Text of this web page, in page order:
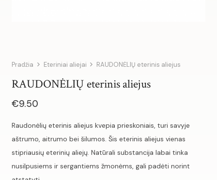
Pradžia Eteriniai aliejai RAUDONĖLIŲ eterinis aliejus
RAUDONĖLIŲ eterinis aliejus
€9.50
Raudonėlių eterinis aliejus kvepia prieskoniais, turi savyje
aštrumo, aitrumo bei šilumos. Šis eterinis aliejus vienas
stipriausių eterinių aliejų. Natūrali substancija labai tinka
nusilpusiems ir sergantiems žmonėms, gali padėti norint